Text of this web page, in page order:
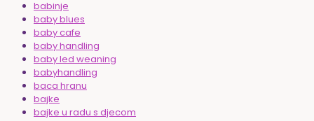
babinje
baby blues
baby cafe
baby handling
baby led weaning
babyhandling
baca hranu
bajke
bajke u radu s djecom